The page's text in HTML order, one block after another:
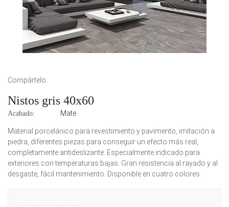
Compártelo:
Nistos gris 40x60
Acabado: Mate
Material porcelánico para revestimiento y pavimento, imitación a
piedra, diferentes piezas para conseguir un efecto más real,
completamente antideslizante. Especialmente indicado para
exteriores con temperaturas bajas. Gran resistencia al rayado y al
desgaste, fácil mantenimiento. Disponible en cuatro colores.